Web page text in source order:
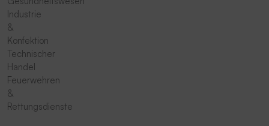
Industrie
&
Konfektion
Technischer
Handel
Feuerwehren
&
Rettungsdienste